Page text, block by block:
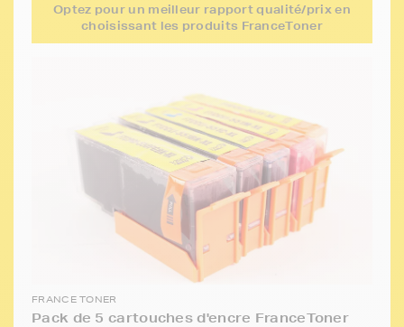
Optez pour un meilleur rapport qualité/prix en
choisissant les produits FranceToner
FRANCE TONER
Pack de 5 cartouches d'encre FranceToner